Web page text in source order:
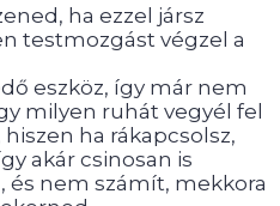
ha ezzel jársz
testmozgást végzel a
eszköz, így már nem
milyen ruhát vegyél fel
ha rákapcsolsz,
akár csinosan is
nem számít, mekkora